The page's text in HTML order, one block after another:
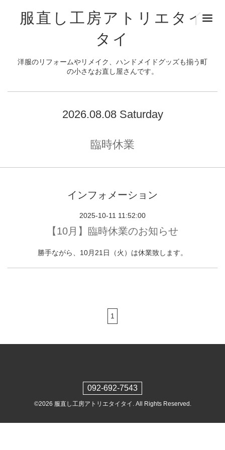
服直し工房アトリエタイ
タイ
洋服のリフォームやリメイク、ハンドメイドグッズも揃う町
の小さなお直し屋さんです。
2026.08.08 Saturday
臨時休業
インフォメーション
2025-10-11 11:52:00
【10月】臨時休業のお知らせ
勝手ながら、10月21日（火）は休業致します。
1
092-692-7543
©2026 服直し工房アトリエタイタイ . All Rights Reserved.